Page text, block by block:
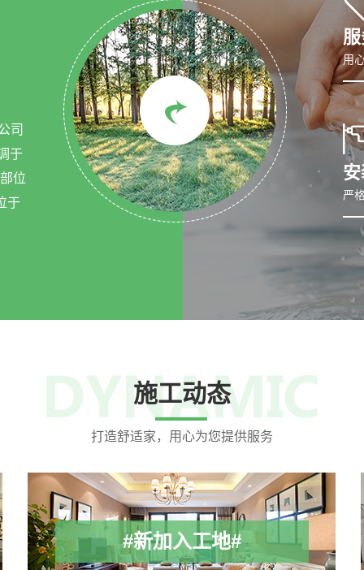
司
于
位
于
用
严
施工动态
打造舒适家，用心为您提供服务
#新加入工地#
茶园中交漫山17-6 550㎡ 别墅 两联供系统